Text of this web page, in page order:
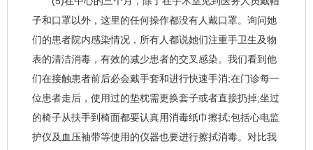
子和口罩以外，这里的任何操作都没有人戴口罩。询问她
们的患者院内感染情况，所有人都说她们注重手卫生及物
表的清洁消毒，有效的减少患者的交叉感染。我们看到他
们在接触患者前后必会戴手套和进行快速手消;在门诊每一
位患者走后，使用过的垫枕需更换套子或者直接扔掉;坐过
的椅子从扶手到椅面都要认真用消毒纸巾擦拭;包括心电监
护仪及血压袖带等使用的仪器也要进行擦拭消毒。对比我